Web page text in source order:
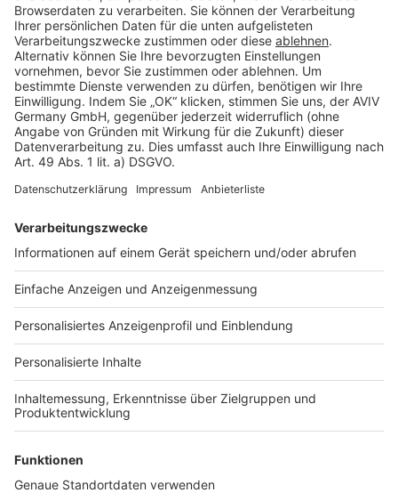
Nachricht
Anfrage senden
Hilfe & Kontakt
AGB und Rechtliche Hinweise
Datenschutz
Impressum
Verträge kündigen